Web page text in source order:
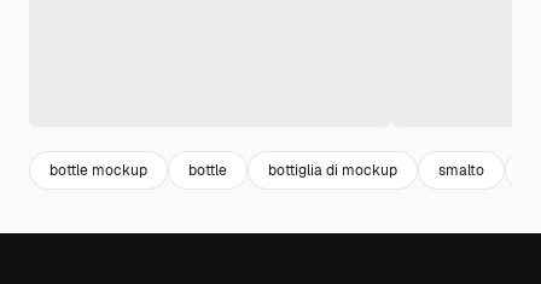
bottle mockup bottle bottiglia di mockup smalto